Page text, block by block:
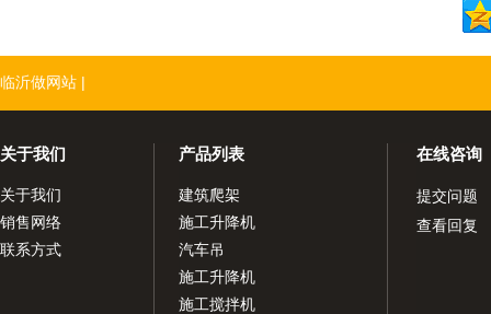
临沂做网站 |
关于我们
关于我们
销售网络
联系方式
产品列表
建筑爬架
施工升降机
汽车吊
施工升降机
施工搅拌机
在线咨询
提交问题
查看回复